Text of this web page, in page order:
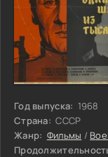
Год выпуска: 1968
Страна: СССР
Жанр: Фильмы /